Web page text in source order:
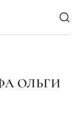
ОЛЬГИ